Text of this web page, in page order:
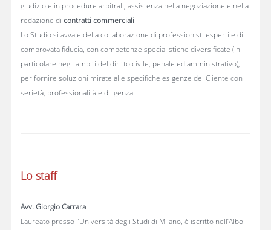
giudizio e in procedure arbitrali, assistenza nella negoziazione e nella
redazione di contratti commerciali.
Lo Studio si avvale della collaborazione di professionisti esperti e di
comprovata fiducia, con competenze specialistiche diversificate (in
particolare negli ambiti del diritto civile, penale ed amministrativo),
per fornire soluzioni mirate alle specifiche esigenze del Cliente con
serietà, professionalità e diligenza
Lo staff
Avv. Giorgio Carrara
Laureato presso l’Università degli Studi di Milano, è iscritto nell’Albo